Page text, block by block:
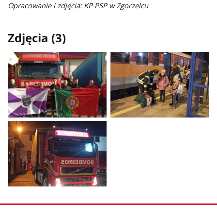
Opracowanie i zdjęcia: KP PSP w Zgorzelcu
Zdjęcia (3)
Pokaż
zdjęcie
1
z
galerii.
zdjęcie